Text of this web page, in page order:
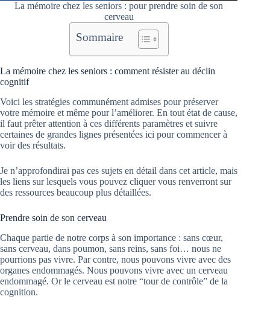
La mémoire chez les seniors : pour prendre soin de son
cerveau
Sommaire
La mémoire chez les seniors : comment résister au déclin
cognitif
Voici les stratégies communément admises pour préserver
votre mémoire et même pour l’améliorer. En tout état de cause,
il faut prêter attention à ces différents paramètres et suivre
certaines de grandes lignes présentées ici pour commencer à
voir des résultats.
Je n’approfondirai pas ces sujets en détail dans cet article, mais
les liens sur lesquels vous pouvez cliquer vous renverront sur
des ressources beaucoup plus détaillées.
Prendre soin de son cerveau
Chaque partie de notre corps à son importance : sans cœur,
sans cerveau, dans poumon, sans reins, sans foi… nous ne
pourrions pas vivre. Par contre, nous pouvons vivre avec des
organes endommagés. Nous pouvons vivre avec un cerveau
endommagé. Or le cerveau est notre “tour de contrôle” de la
cognition.